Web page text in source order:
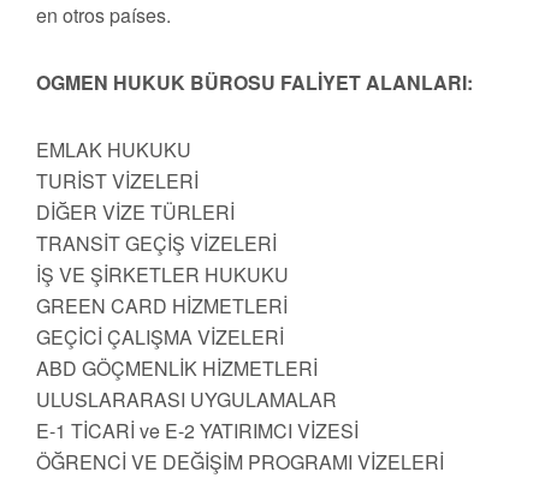
en otros países.
OGMEN HUKUK BÜROSU FALİYET ALANLARI:
EMLAK HUKUKU
TURİST VİZELERİ
DİĞER VİZE TÜRLERİ
TRANSİT GEÇİŞ VİZELERİ
İŞ VE ŞİRKETLER HUKUKU
GREEN CARD HİZMETLERİ
GEÇİCİ ÇALIŞMA VİZELERİ
ABD GÖÇMENLİK HİZMETLERİ
ULUSLARARASI UYGULAMALAR
E-1 TİCARİ ve E-2 YATIRIMCI VİZESİ
ÖĞRENCİ VE DEĞİŞİM PROGRAMI VİZELERİ